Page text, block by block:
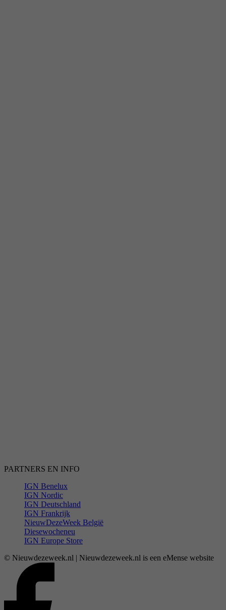
PARTNERS EN INFO
IGN Benelux
IGN Nordic
IGN Deutschland
IGN Frankrijk
NieuwDezeWeek België
Diesewocheneu
IGN Europe Store
© Nieuwdezeweek.nl | Nieuwdezeweek.nl is een eMense website